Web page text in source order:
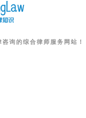
询的综合律师服务网站！